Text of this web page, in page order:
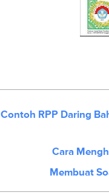
Contoh RPP Daring
Cara
Membuat